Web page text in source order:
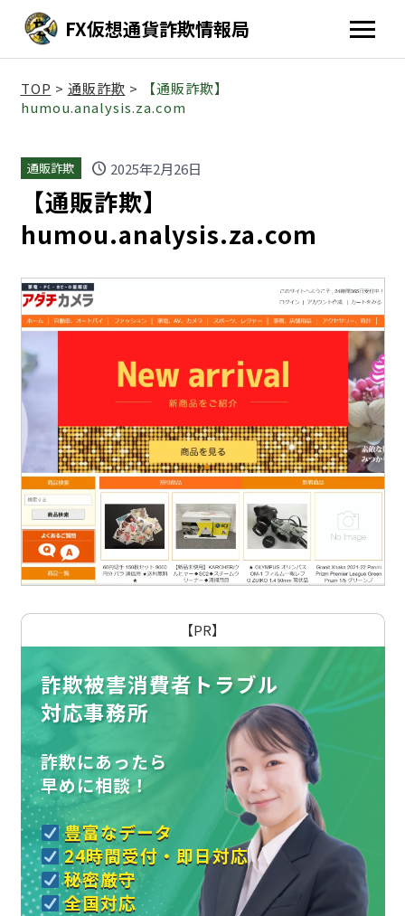
FX仮想通貨詐欺情報局
TOP > 通販詐欺 >
【通販詐欺】
humou.analysis.za.com
通販詐欺 schedule 2025年2月26日
【通販詐欺】
humou.analysis.za.com
【PR】
詐欺被害消費者トラブル
対応事務所
詐欺にあったら
早めに相談！
豊富なデータ
24時間受付・即日対応
秘密厳守
全国対応